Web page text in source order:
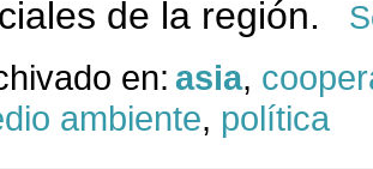
de la región.
en: asia,
ambiente, política